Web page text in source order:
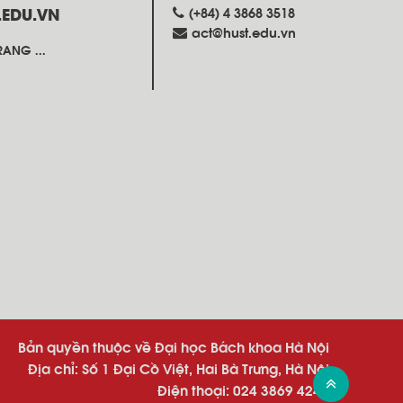
...
(+84) 4 3868 3518
act@hust.edu.vn
Bản quyền thuộc về Đại học Bách khoa Hà Nội
Địa chỉ: Số 1 Đại Cồ Việt, Hai Bà Trưng, Hà Nội
Điện thoại: 024 3869 4242